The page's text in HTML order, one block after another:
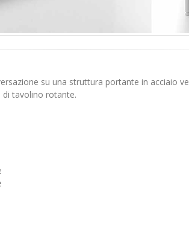
su una struttura portante in acciaio
tavolino rotante.